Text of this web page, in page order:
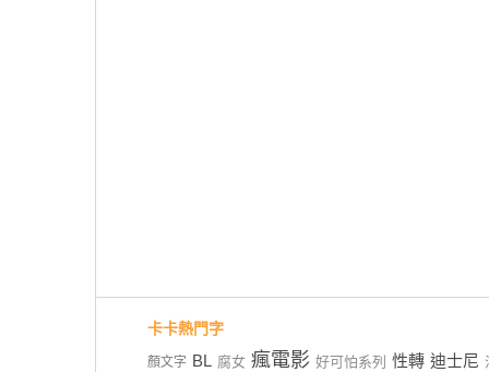
卡卡熱門字
顏文字 BL 腐女 瘋電影 好可怕系列 性轉 迪士尼